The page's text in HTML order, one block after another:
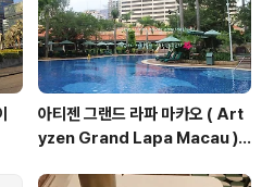
고 습해서 힘듬 )
아티젠 그랜드 라파 마카오 ( Art
yzen Grand Lapa Macau )